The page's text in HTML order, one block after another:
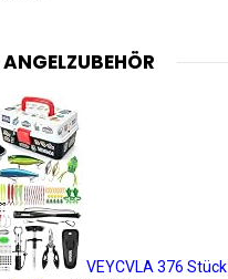
ANGELZUBEHÖR
VEYCVLA 376 Stück